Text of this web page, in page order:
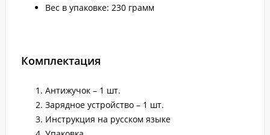
Вес в упаковке: 230 грамм
Комплектация
Антижучок – 1 шт.
Зарядное устройство – 1 шт.
Инструкция на русском языке